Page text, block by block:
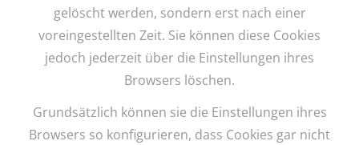
gelöscht werden, sondern erst nach einer
voreingestellten Zeit. Sie können diese Cookies
jedoch jederzeit über die Einstellungen ihres
Browsers löschen.
Grundsätzlich können sie die Einstellungen ihres
Browsers so konfigurieren, dass Cookies gar nicht